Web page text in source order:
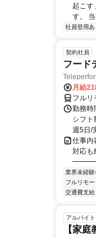
起こす
す。
社員登用あ
契約社員
フード
月給
フルリ
勤務時
シフ
週5日/
仕事
対応も
業界未経験
フルリモー
交通費支給
アルバイ
【家